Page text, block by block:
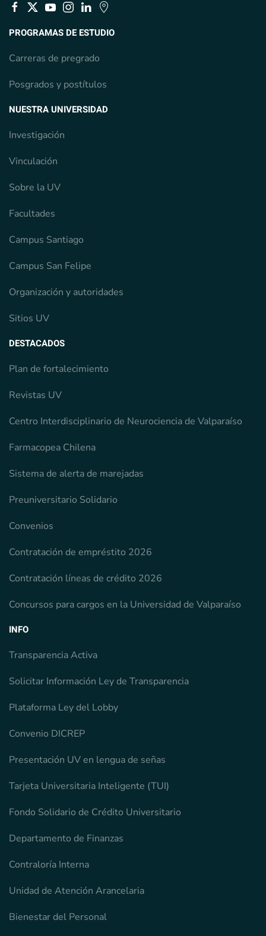
PROGRAMAS DE ESTUDIO
Carreras de pregrado
Posgrados y postítulos
NUESTRA UNIVERSIDAD
Investigación
Vinculación
Sobre la UV
Facultades
Campus Santiago
Campus San Felipe
Organización y autoridades
Sitios UV
DESTACADOS
Plan de fortalecimiento
Revistas UV
Centro Interdisciplinario de Neurociencia de Valparaíso
Farmacopea Chilena
Sistema de alerta de marejadas
Preuniversitario Solidario
Convenios
Contratación de empréstito 2026
Contratación líneas de crédito 2026
Concursos para cargos en la Universidad de Valparaíso
INFO
Transparencia Activa
Solicitar Información Ley de Transparencia
Plataforma Ley del Lobby
Convenio DICREP
Presentación UV en lengua de señas
Tarjeta Universitaria Inteligente (TUI)
Fondo Solidario de Crédito Universitario
Departamento de Finanzas
Contraloría Interna
Unidad de Atención Arancelaria
Bienestar del Personal